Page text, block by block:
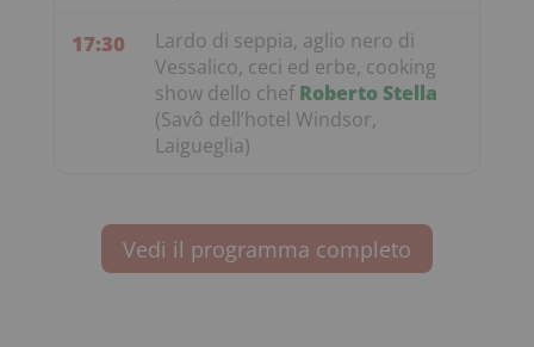
17:30
Lardo di seppia, aglio nero di
Vessalico, ceci ed erbe, cooking
show dello chefRoberto Stella
(Savô dell’hotel Windsor,
Laigueglia)
Vedi il programma completo